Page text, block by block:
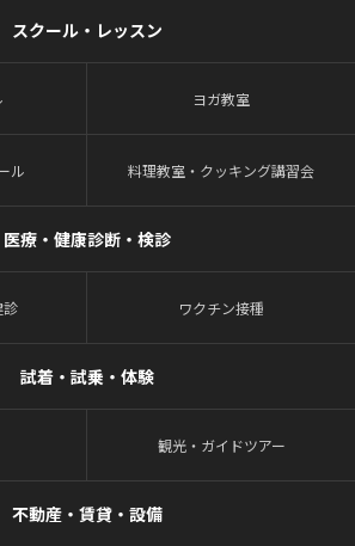
スクール・レッスン
ヨガ教室
ル 料理教室・クッキング講習会
医療・健康診断・検診
ワクチン接種
試着・試乗・体験
観光・ガイドツアー
不動産・賃貸・設備